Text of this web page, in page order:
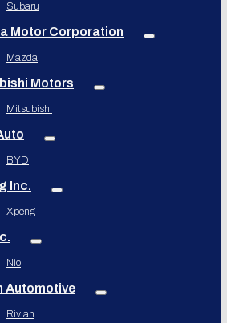
Subaru
Motor Corporation
Mazda
Motors
Mitsubishi
BYD
Inc.
Xpeng
Nio
Automotive
Rivian